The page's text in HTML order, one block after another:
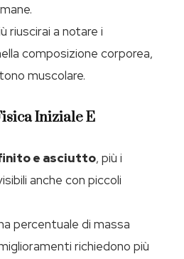
riuscirai a notare i
composizione corporea,
muscolare.
Iniziale E
e asciutto, più i
anche con piccoli
percentuale di massa
richiedono più